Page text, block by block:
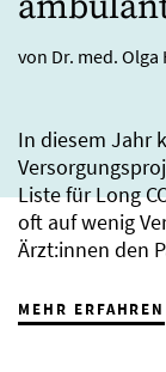
von Dr. med. Olga
In diesem Jahr
Liste für Long
oft auf wenig
Ärzt:innen den
MEHR ERFAHREN